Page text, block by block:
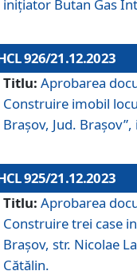
inițiator Butan Gas
926/21.12.2023
Titlu: Aprobarea
Construire imobil
Brașov, Jud.
925/21.12.2023
Titlu: Aprobarea
Construire trei case
Brașov, str. Nicolae
Cătălin.